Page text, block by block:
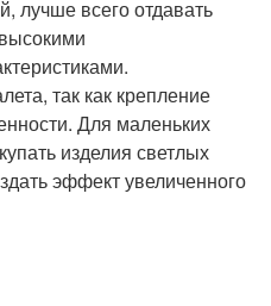
лучше всего отдавать
так как крепление
Для маленьких
изделия светлых
эффект увеличенного